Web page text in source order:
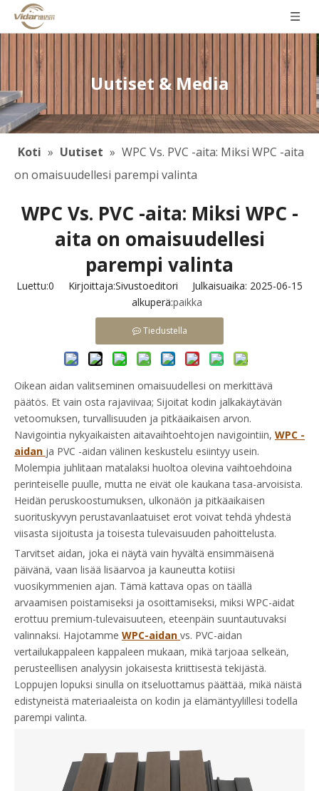
Uutiset & Media
Koti » Uutiset » WPC Vs. PVC -aita: Miksi WPC -aita
on omaisuudellesi parempi valinta
WPC Vs. PVC -aita: Miksi WPC -
aita on omaisuudellesi
parempi valinta
Luettu:0 Kirjoittaja:Sivustoeditori Julkaisuaika: 2025-06-15
alkuperä:paikka
Tiedustella
Oikean aidan valitseminen omaisuudellesi on merkittävä
päätös. Et vain osta rajaviivaa; Sijoitat kodin jalkakäytävän
vetoomuksen, turvallisuuden ja pitkäaikaisen arvon.
Navigointia nykyaikaisten aitavaihtoehtojen navigointiin, WPC -
aidan ja PVC -aidan välinen keskustelu esiintyy usein.
Molempia juhlitaan matalaksi huoltoa olevina vaihtoehdoina
perinteiselle puulle, mutta ne eivät ole kaukana tasa-arvoisista.
Heidän peruskoostumuksen, ulkonäön ja pitkäaikaisen
suorituskyvyn perustavanlaatuiset erot voivat tehdä yhdestä
viisasta sijoitusta ja toisesta tulevaisuuden pahoittelusta.
Tarvitset aidan, joka ei näytä vain hyvältä ensimmäisenä
päivänä, vaan lisää lisäarvoa ja kauneutta kotiisi
vuosikymmenien ajan. Tämä kattava opas on täällä
arvaamisen poistamiseksi ja osoittamiseksi, miksi WPC-aidat
erottuu premium-tulevaisuuteen, eteenpäin suuntautuvaksi
valinnaksi. Hajotamme WPC-aidan vs. PVC-aidan
vertailukappaleen kappaleen mukaan, mikä tarjoaa selkeän,
perusteellisen analyysin jokaisesta kriittisestä tekijästä.
Loppujen lopuksi sinulla on itseluottamus päättää, mikä näistä
edistyneistä materiaaleista on kodin ja elämäntyylillesi todella
parempi valinta.